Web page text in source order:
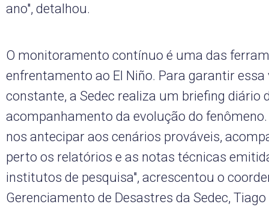
ano", detalhou.
O monitoramento contínuo é uma das
enfrentamento ao El Niño. Para garantir essa
constante, a Sedec realiza um briefing diário
acompanhamento da evolução do
nos antecipar aos cenários prováveis,
perto os relatórios e as notas técnicas
institutos de pesquisa", acrescentou o
Gerenciamento de Desastres da Sedec,